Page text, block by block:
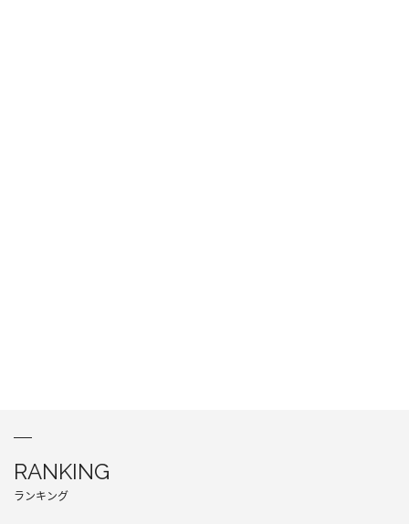
RANKING
ランキング